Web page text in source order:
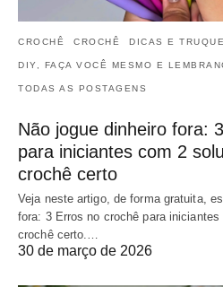
CROCHÊ CROCHÊ DICAS E
DIY, FAÇA VOCÊ MESMO E
TODAS AS POSTAGENS
Não jogue dinheiro fora:
para iniciantes com 2
crochê certo
Veja neste artigo, de forma gratuita,
fora: 3 Erros no crochê para
crochê certo.…
30 de março de 2026